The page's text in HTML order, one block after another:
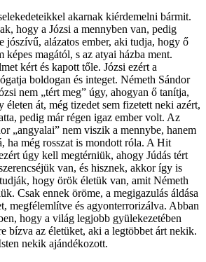
akarnak kiérdemelni bármit.
hogy a Józsi a mennyben van, pedig
jószívű, alázatos ember, aki tudja, hogy ő
képes magától, s az atyai házba ment.
kért és kapott tőle. Józsi ezért a
boldogan és integet. Németh Sándor
nem „tért meg” úgy, ahogyan ő tanítja,
életen át, még tizedet sem fizetett neki azért,
pedig már régen igaz ember volt. Az
„angyalai” nem viszik a mennybe, hanem
ha még rosszat is mondott róla. A Hit
úgy kell megtérniük, ahogy Júdás tért
van, és hisznek, akkor így is
hogy örök életük van, amit Németh
Csak ennek öröme, a megigazulás áldása
megfélemlítve és agyonterrorizálva. Abban
hogy a világ legjobb gyülekezetében
bízva az életüket, aki a legtöbbet árt nekik.
nekik ajándékozott.